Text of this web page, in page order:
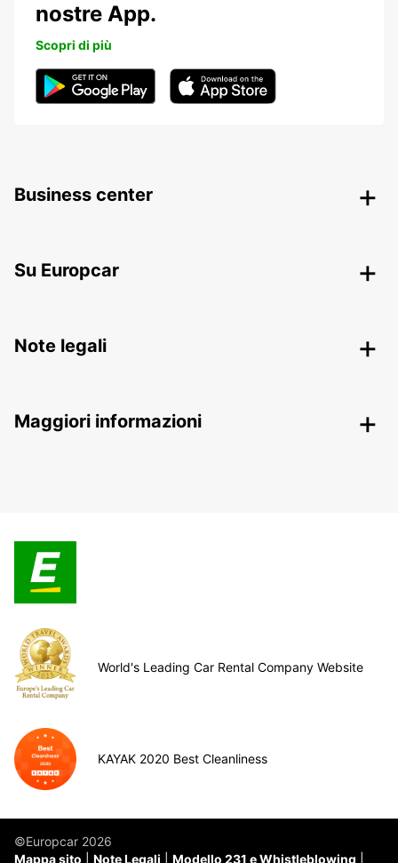
nostre App.
Scopri di più
Business center
Su Europcar
Note legali
Maggiori informazioni
World's Leading Car Rental Company Website
KAYAK 2020 Best Cleanliness
©Europcar 2026
Mappa sito
Note Legali Modello 231 e Whistleblowing